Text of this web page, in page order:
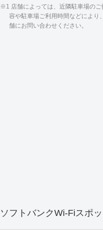
※1 店舗によっては、近隣駐車場の
容や駐車場ご利用時間などにより
舗にお問い合わせください。
ソフトバンクWi-Fiスポッ